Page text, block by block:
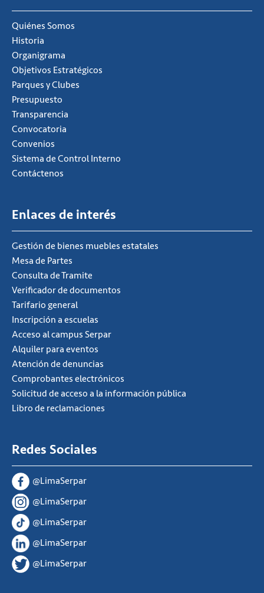
Quiénes Somos
Historia
Organigrama
Objetivos Estratégicos
Parques y Clubes
Presupuesto
Transparencia
Convocatoria
Convenios
Sistema de Control Interno
Contáctenos
Enlaces de interés
Gestión de bienes muebles estatales
Mesa de Partes
Consulta de Tramite
Verificador de documentos
Tarifario general
Inscripción a escuelas
Acceso al campus Serpar
Alquiler para eventos
Atención de denuncias
Comprobantes electrónicos
Solicitud de acceso a la información pública
Libro de reclamaciones
Redes Sociales
@LimaSerpar
@LimaSerpar
@LimaSerpar
@LimaSerpar
@LimaSerpar